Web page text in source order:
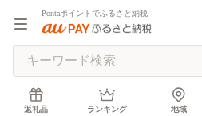
Pontaポイントでふるさと納税
返礼品 ランキング 地域